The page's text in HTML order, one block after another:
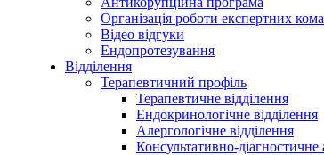
Організація роботи експертних
Відео відгуки
Ендопротезування
Відділення
Терапевтичний профіль
Терапевтичне відділення
Ендокринологічне відділення
Алергологічне відділення
Консультативно-діагностичне